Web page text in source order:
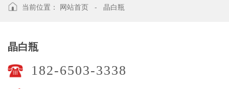
当前位置： 网站首页 - 晶白瓶
晶白瓶
182-6503-3338